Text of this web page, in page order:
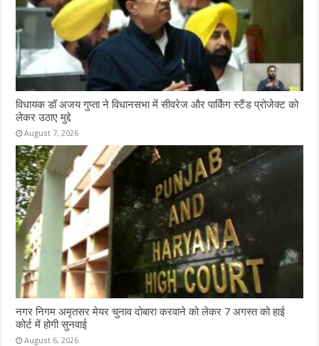
विधायक डॉ अजय गुप्ता ने विधानसभा में सीवरेज और पार्किंग स्टैंड प्रोजेक्ट को
लेकर उठाए मुद्दे
August 7, 2026
नगर निगम अमृतसर मेयर चुनाव दोबारा करवाने को लेकर 7 अगस्त को हाई
कोर्ट में होगी सुनवाई
August 6, 2026